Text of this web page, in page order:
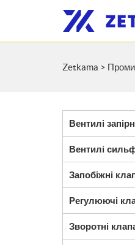
Zetkama >
Вентилі
Вентилі
Запобіжні
Регулюючі
Зворотні